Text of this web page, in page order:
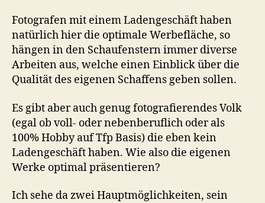
Fotografen mit einem Ladengeschäft haben
natürlich hier die optimale Werbefläche, so
hängen in den Schaufenstern immer diverse
Arbeiten aus, welche einen Einblick über die
Qualität des eigenen Schaffens geben sollen.
Es gibt aber auch genug fotografierendes Volk
(egal ob voll- oder nebenberuflich oder als
100% Hobby auf Tfp Basis) die eben kein
Ladengeschäft haben. Wie also die eigenen
Werke optimal präsentieren?
Ich sehe da zwei Hauptmöglichkeiten, sein